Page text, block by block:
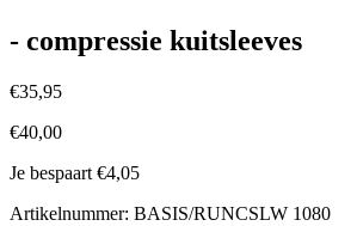
- compressie kuitsleeves
€35,95
€40,00
Je bespaart €4,05
Artikelnummer: BASIS/RUNCSLW 1080